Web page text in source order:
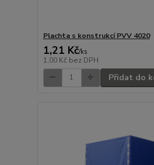
Plachta s konstrukcí PVV 4020
1,21 Kč/ks
1,00 Kč bez DPH
Přidat do